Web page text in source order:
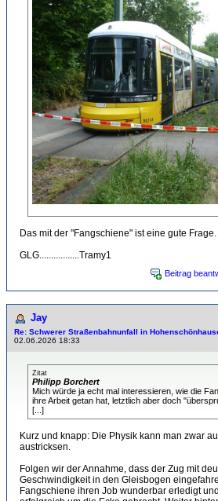
Das mit der "Fangschiene" ist eine gute Frage.
GLG.................Tramy1
Beitrag
Jay
Re: Schwerer Straßenbahnunfall in
02.06.2026 18:33
Zitat
Philipp Borchert
Mich würde ja echt mal interessieren, wie die
ihre Arbeit getan hat, letztlich aber doch
[...]
Kurz und knapp: Die Physik kann man zwar
austricksen.
Folgen wir der Annahme, dass der Zug mit
Geschwindigkeit in den Gleisbogen
Fangschiene ihren Job wunderbar erledigt